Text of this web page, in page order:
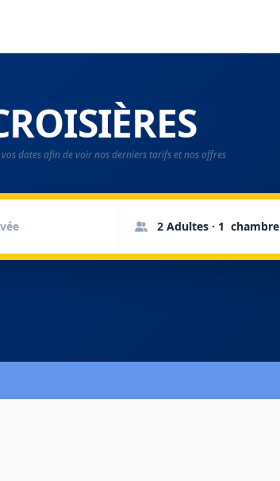
vos dates afin de voir nos derniers tarifs et nos offres
2 Adultes · 1 chambre